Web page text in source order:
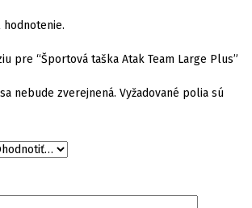
pre “Športová taška Atak Team Large Plus”
nebude zverejnená. Vyžadované polia sú